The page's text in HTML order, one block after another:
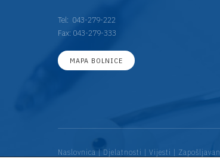
Tel: 043-279-222
Fax: 043-279-333
MAPA BOLNICE
Naslovnica | Djelatnosti | Vijesti |